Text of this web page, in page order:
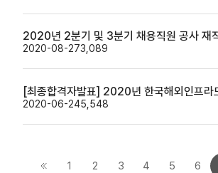
2020-08-273,089
2020-06-245,548
1 2 3 4 5 6